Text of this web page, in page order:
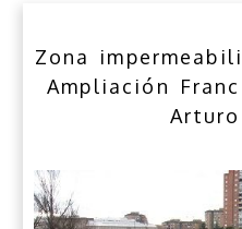
Zona
Ampliación